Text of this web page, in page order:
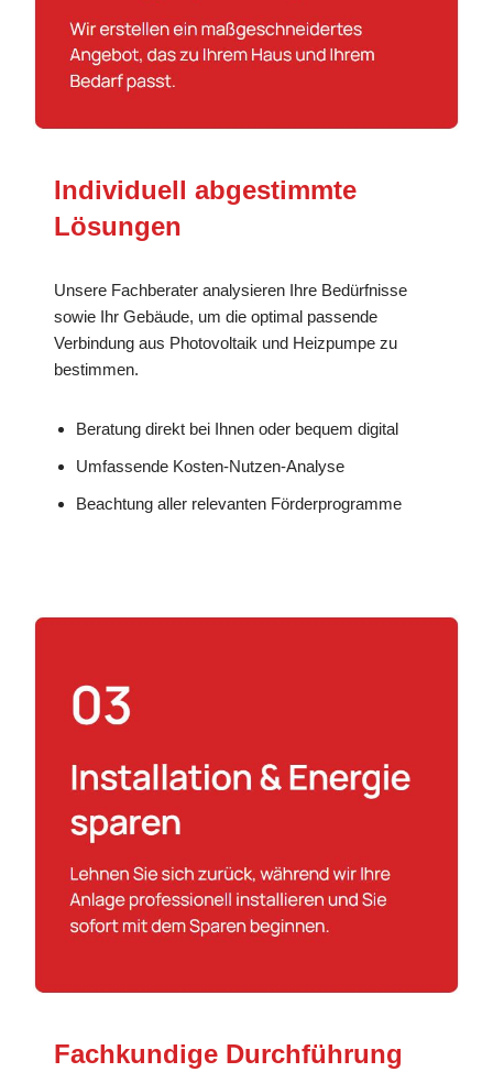
Individuell abgestimmte
Lösungen
Unsere Fachberater analysieren Ihre Bedürfnisse
sowie Ihr Gebäude, um die optimal passende
Verbindung aus Photovoltaik und Heizpumpe zu
bestimmen.
Beratung direkt bei Ihnen oder bequem digital
Umfassende Kosten-Nutzen-Analyse
Beachtung aller relevanten Förderprogramme
Fachkundige Durchführung